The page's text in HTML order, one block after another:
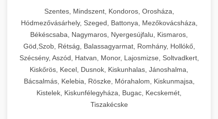
chef-iparikonyhagepek.hu
kereskedelmi csomagoló gép
professzionális konyhák számára. Nagy
kapacitású sütő- és főzőberendezés precíz
hőmérséklet-szabályozással.
chef-iparikonyhagepek.hu
kereskedelmi sütősütő
❄️ 25. Ipari Hűtőszekrény +
Professzionális hűtőegységek és hűtőkamrák
kereskedelmi konyhák számára.
Energiahatékony hűtési megoldások nagy
kapacitással.
chef-iparikonyhagepek.hu
💧 26. Ipari Mosogatógép +
Kereskedelmi mosogatóberendezések nagy
forgalmú éttermi műveletekhez. Gyors tisztítási
ciklusok fertőtlenítési képességekkel.
🧀 27. Ipari Sajtreszelő Gép +
Szentes, Mindszent, Kondoros, Orosháza,
Hódmezővásárhely, Szeged, Battonya, Mezőkovácsháza,
Békéscsaba, Nagymaros, Nyergesújfalu, Kismaros,
Göd,Szob, Rétság, Balassagyarmat, Romhány, Hollókő,
Szécsény, Aszód, Hatvan, Monor, Lajosmizse, Soltvadkert,
Kiskőrös, Kecel, Dusnok, Kiskunhalas, Jánoshalma,
Bácsalmás, Kelebia, Röszke, Mórahalom, Kiskunmajsa,
Kistelek, Kiskunfélegyháza, Bugac, Kecskemét,
Tiszakécske